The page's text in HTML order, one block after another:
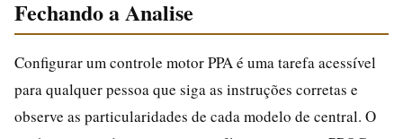
Fechando a Analise
Configurar um controle motor PPA é uma tarefa acessível
para qualquer pessoa que siga as instruções corretas e
observe as particularidades de cada modelo de central. O